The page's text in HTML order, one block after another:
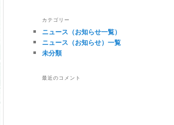
カテゴリー
ニュース（お知らせ一覧）
ニュース（お知らせ）一覧
未分類
最近のコメント